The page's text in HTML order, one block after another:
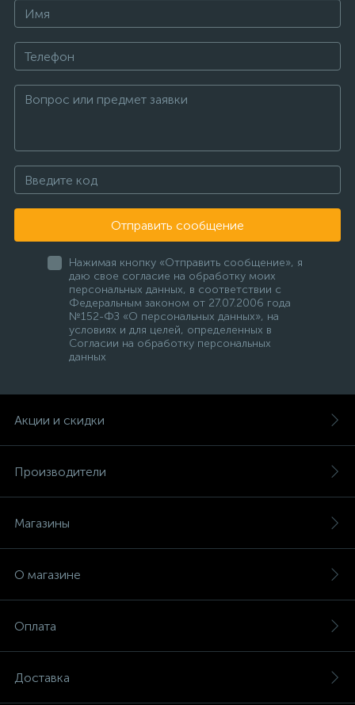
Отправить сообщение
Нажимая кнопку «Отправить сообщение», я
даю свое согласие на обработку моих
персональных данных, в соответствии с
Федеральным законом от 27.07.2006 года
№152-ФЗ «О персональных данных», на
условиях и для целей, определенных в
Согласии на обработку персональных
данных
Акции и скидки
Производители
Магазины
О магазине
Оплата
Доставка